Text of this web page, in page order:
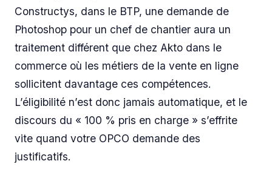
Constructys, dans le BTP, une demande de
Photoshop pour un chef de chantier aura un
traitement différent que chez Akto dans le
commerce où les métiers de la vente en ligne
sollicitent davantage ces compétences.
L’éligibilité n’est donc jamais automatique, et le
discours du « 100 % pris en charge » s’effrite
vite quand votre OPCO demande des
justificatifs.